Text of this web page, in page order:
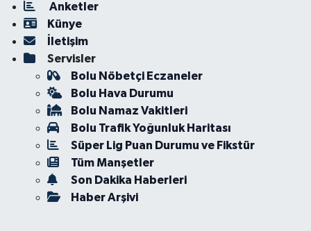
Anketler
Künye
İletişim
Servisler
Bolu Nöbetçi Eczaneler
Bolu Hava Durumu
Bolu Namaz Vakitleri
Bolu Trafik Yoğunluk Haritası
Süper Lig Puan Durumu ve Fikstür
Tüm Manşetler
Son Dakika Haberleri
Haber Arşivi